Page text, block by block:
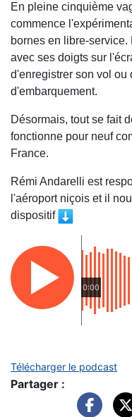
En pleine cinquième
commence
bornes en libre-
avec ses doigts sur
d'enregistrer son vol ou
d'embarquement.
Désormais, tout se fait
fonctionne pour neuf
France.
Rémi Andarelli est
l'aéroport niçois et il
dispositif
0:00
Télécharger le podcast
Partager :